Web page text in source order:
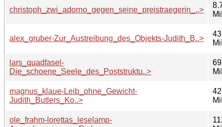
christoph_zwi_adorno_gegen_seine_preistraegerin_..>
alex_gruber-Zur_Austreibung_des_Objekts-Judith_B..>
lars_quadfasel-
Die_schoene_Seele_des_Poststruktu..>
magnus_klaue-Leib_ohne_Gewicht-
Judith_Butlers_Ko..>
ole_frahm-lorettas_leselamp-